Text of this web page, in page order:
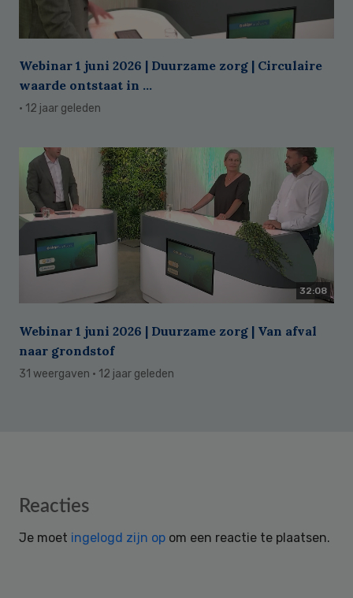
Webinar 1 juni 2026 | Duurzame zorg | Circulaire
waarde ontstaat in ...
· 12 jaar geleden
32:08
Webinar 1 juni 2026 | Duurzame zorg | Van afval
naar grondstof
31 weergaven · 12 jaar geleden
Reader
Reacties
Je moet ingelogd zijn op om een reactie te plaatsen.